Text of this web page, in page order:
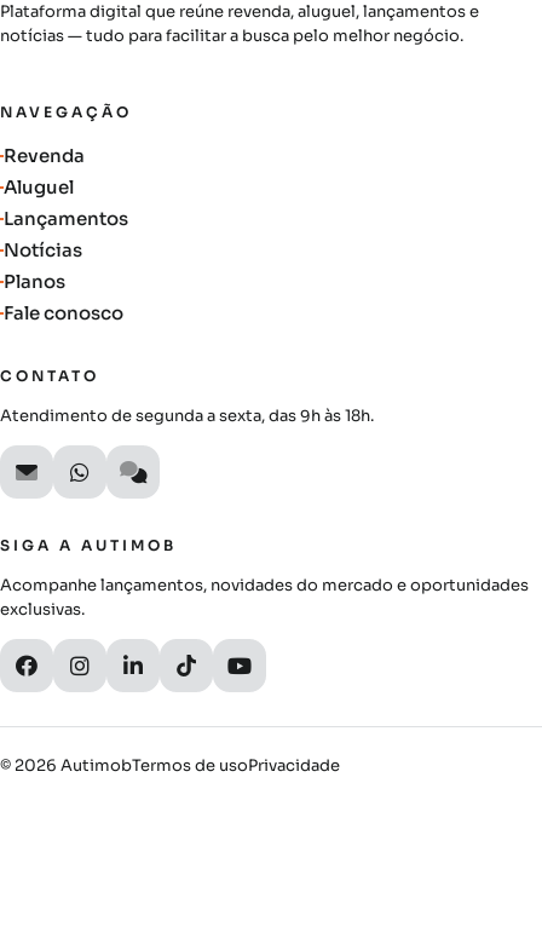
Plataforma digital que reúne revenda, aluguel, lançamentos e
notícias — tudo para facilitar a busca pelo melhor negócio.
NAVEGAÇÃO
Revenda
Aluguel
Lançamentos
Notícias
Planos
Fale conosco
CONTATO
Atendimento de segunda a sexta, das 9h às 18h.
SIGA A AUTIMOB
Acompanhe lançamentos, novidades do mercado e oportunidades
exclusivas.
© 2026 AutimobTermos de usoPrivacidade